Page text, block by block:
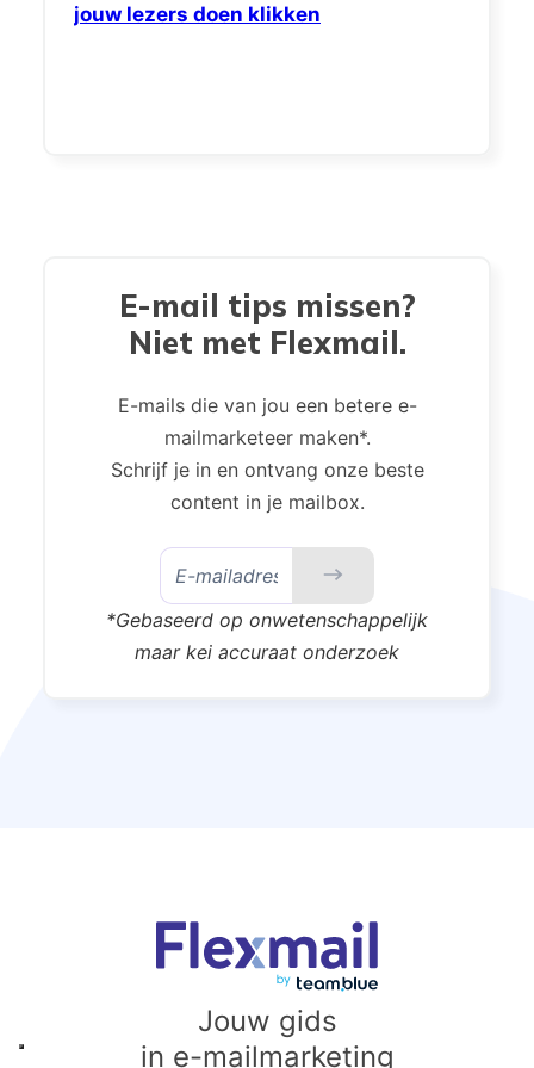
jouw lezers doen klikken
E-mail tips missen?
Niet met Flexmail.
E-mails die van jou een betere e-
mailmarketeer maken*.
Schrijf je in en ontvang onze beste
content in je mailbox.
*Gebaseerd op onwetenschappelijk
maar kei accuraat onderzoek
Jouw gids
in e-mailmarketing